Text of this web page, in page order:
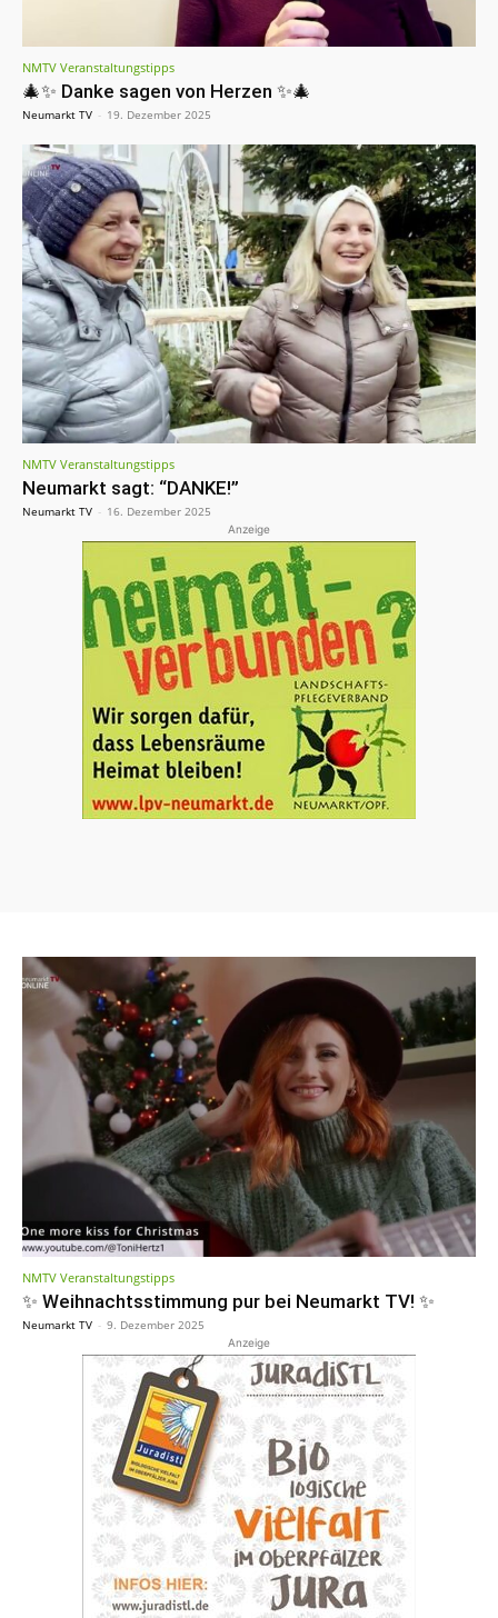
NMTV Veranstaltungstipps
🎄✨ Danke sagen von Herzen ✨🎄
Neumarkt TV - 19. Dezember 2025
NMTV Veranstaltungstipps
Neumarkt sagt: “DANKE!”
Neumarkt TV - 16. Dezember 2025
Anzeige
NMTV Veranstaltungstipps
✨ Weihnachtsstimmung pur bei Neumarkt TV! ✨
Neumarkt TV - 9. Dezember 2025
Anzeige